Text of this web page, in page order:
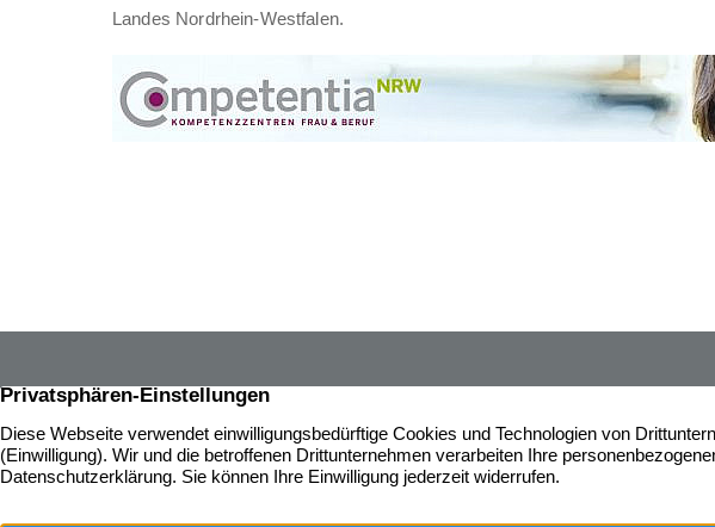
Landes Nordrhein-Westfalen.
Über 65 Jahre Erfahrung am
Immobilienmarkt in Duisburg und im